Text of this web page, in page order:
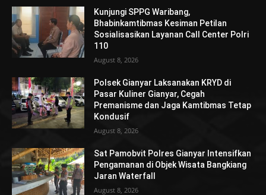
Kunjungi SPPG Waribang,
Bhabinkamtibmas Kesiman Petilan
Sosialisasikan Layanan Call Center Polri
110
August 8, 2026
Polsek Gianyar Laksanakan KRYD di
Pasar Kuliner Gianyar, Cegah
Premanisme dan Jaga Kamtibmas Tetap
Kondusif
August 8, 2026
Sat Pamobvit Polres Gianyar Intensifkan
Pengamanan di Objek Wisata Bangkiang
Jaran Waterfall
August 8, 2026